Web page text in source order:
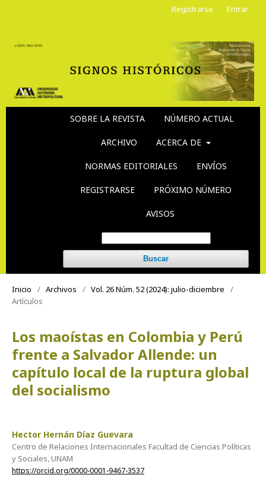
SOBRE LA REVISTA NÚMERO ACTUAL
ARCHIVO ACERCA DE
NORMAS EDITORIALES ENVÍOS
REGISTRARSE PRÓXIMO NÚMERO
AVISOS
Buscar
Registrarse Entrar
Inicio / Archivos / Vol. 26 Núm. 52 (2024): julio-diciembre
/
Artículos
Los maoístas en Colombia y Perú
frente a Salvador Allende: un
capítulo local de la ruptura global
del socialismo
Hector Hernán Díaz Guevara
Centro de Relaciones Internacionales Facultad de Ciencias Políticas
y Sociales, UNAM
https://orcid.org/0000-0001-9467-3537